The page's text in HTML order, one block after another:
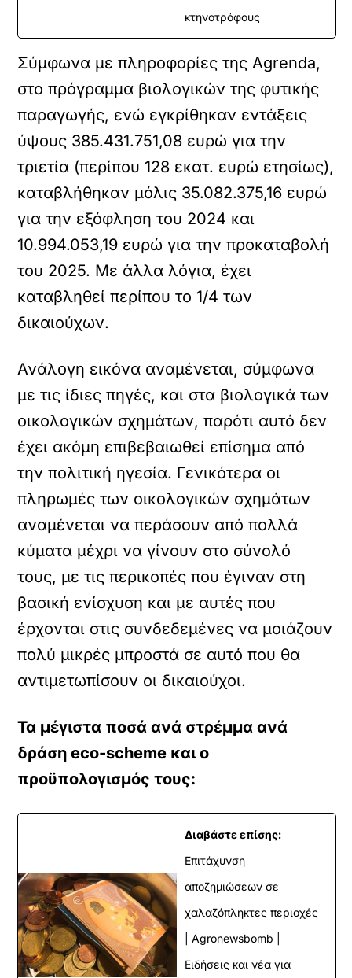
κτηνοτρόφους
Σύµφωνα µε πληροφορίες της Agrenda,
στο πρόγραµµα βιολογικών της φυτικής
παραγωγής, ενώ εγκρίθηκαν εντάξεις
ύψους 385.431.751,08 ευρώ για την
τριετία (περίπου 128 εκατ. ευρώ ετησίως),
καταβλήθηκαν µόλις 35.082.375,16 ευρώ
για την εξόφληση του 2024 και
10.994.053,19 ευρώ για την προκαταβολή
του 2025. Με άλλα λόγια, έχει
καταβληθεί περίπου το 1/4 των
δικαιούχων.
Ανάλογη εικόνα αναµένεται, σύµφωνα
µε τις ίδιες πηγές, και στα βιολογικά των
οικολογικών σχηµάτων, παρότι αυτό δεν
έχει ακόµη επιβεβαιωθεί επίσηµα από
την πολιτική ηγεσία. Γενικότερα οι
πληρωµές των οικολογικών σχηµάτων
αναµένεται να περάσουν από πολλά
κύµατα µέχρι να γίνουν στο σύνολό
τους, µε τις περικοπές που έγιναν στη
βασική ενίσχυση και µε αυτές που
έρχονται στις συνδεδεµένες να µοιάζουν
πολύ µικρές µπροστά σε αυτό που θα
αντιµετωπίσουν οι δικαιούχοι.
Τα μέγιστα ποσά ανά στρέμμα ανά
δράση eco-scheme και ο
προϋπολογισμός τους:
Διαβάστε επίσης:
Επιτάχυνση
αποζημιώσεων σε
χαλαζόπληκτες περιοχές
| Agronewsbomb |
Ειδήσεις και νέα για